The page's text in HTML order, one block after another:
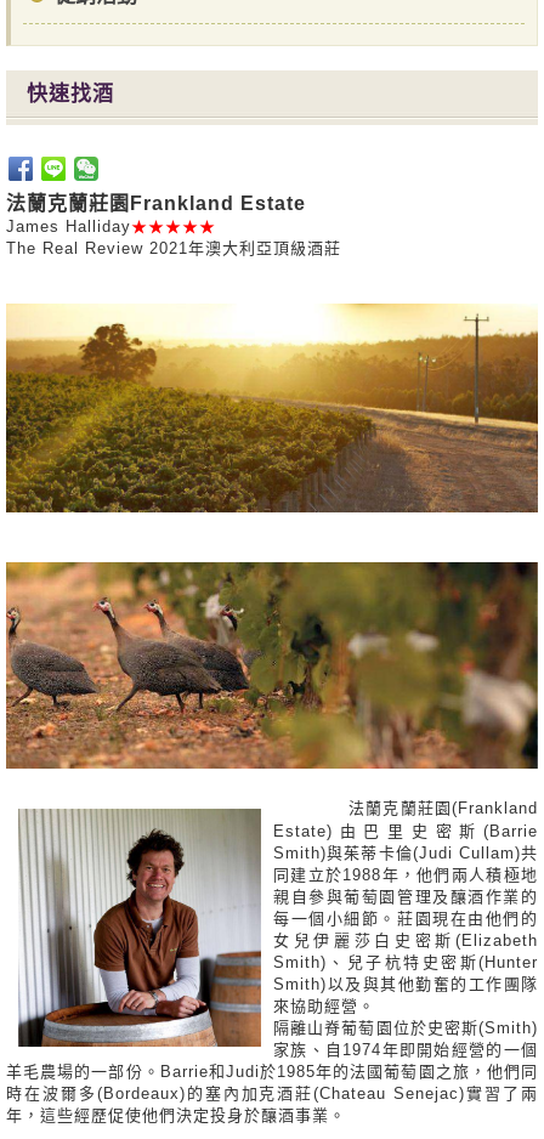
快速找酒
法蘭克蘭莊園Frankland Estate
James Halliday★★★★★
The Real Review 2021年澳大利亞頂級酒莊
法蘭克蘭莊園(Frankland
Estate)由巴里史密斯(Barrie
Smith)與茱蒂卡倫(Judi Cullam)共
同建立於1988年，他們兩人積極地
親自參與葡萄園管理及釀酒作業的
每一個小細節。莊園現在由他們的
女兒伊麗莎白史密斯(Elizabeth
Smith)、兒子杭特史密斯(Hunter
Smith)以及與其他勤奮的工作團隊
來協助經營。
隔離山脊葡萄園位於史密斯(Smith)
家族、自1974年即開始經營的一個
羊毛農場的一部份。Barrie和Judi於1985年的法國葡萄園之旅，他們同
時在波爾多(Bordeaux)的塞內加克酒莊(Chateau Senejac)實習了兩
年，這些經歷促使他們決定投身於釀酒事業。